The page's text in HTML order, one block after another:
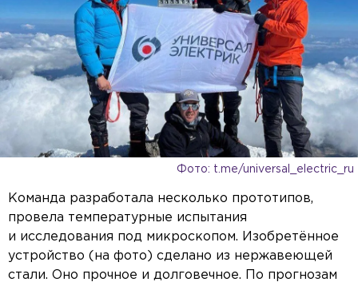
Фото: t.me/universal_electric_ru
Команда разработала несколько прототипов,
провела температурные испытания
и исследования под микроскопом. Изобретённое
устройство (на фото) сделано из нержавеющей
стали. Оно прочное и долговечное. По прогнозам